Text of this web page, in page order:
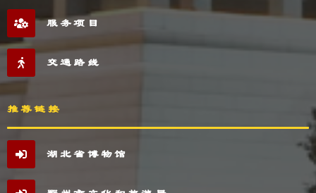
服务项目
交通路线
推荐链接
湖北省博物馆